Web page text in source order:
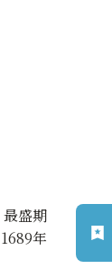
盛期
年